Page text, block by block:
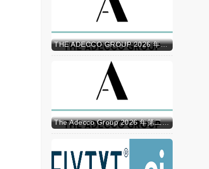
THE ADECCO GROUP 2026 年半年报
The Adecco Group 2026 年第二季度业绩